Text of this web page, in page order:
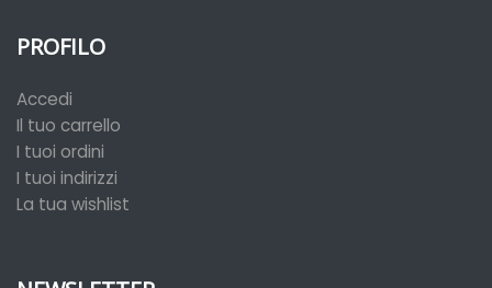
PROFILO
Accedi
Il tuo carrello
I tuoi ordini
I tuoi indirizzi
La tua wishlist